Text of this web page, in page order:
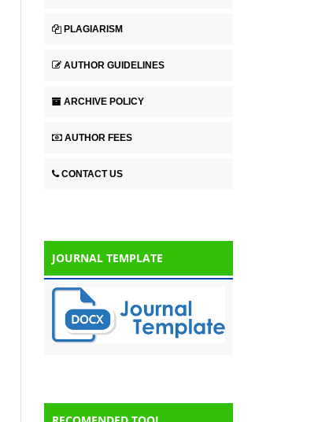
PLAGIARISM
AUTHOR GUIDELINES
ARCHIVE POLICY
AUTHOR FEES
CONTACT US
JOURNAL TEMPLATE